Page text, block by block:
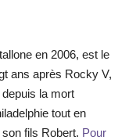
en 2006, est le
ans après Rocky V,
la mort
tout en
fils Robert. Pour